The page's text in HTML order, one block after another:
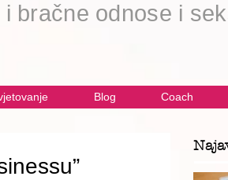
i bračne odnose i
Blog Coach